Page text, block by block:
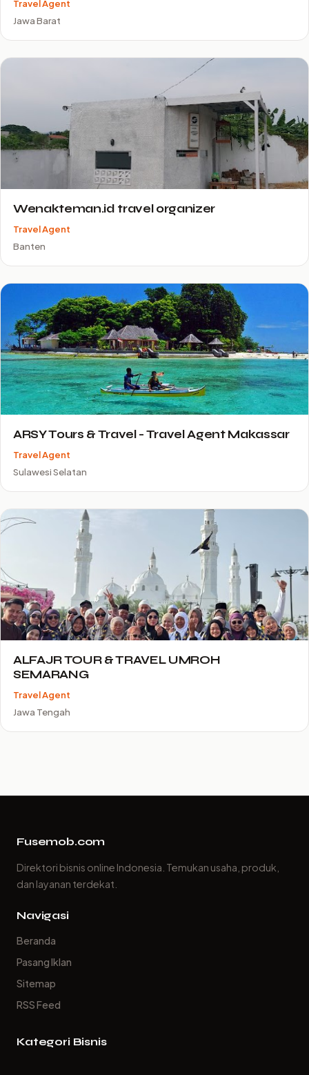
Travel Agent
Jawa Barat
Wenakteman.id travel organizer
Travel Agent
Banten
ARSY Tours & Travel - Travel Agent Makassar
Travel Agent
Sulawesi Selatan
ALFAJR TOUR & TRAVEL UMROH
SEMARANG
Travel Agent
Jawa Tengah
Fusemob.com
Direktori bisnis online Indonesia. Temukan usaha, produk,
dan layanan terdekat.
Navigasi
Beranda
Pasang Iklan
Sitemap
RSS Feed
Kategori Bisnis